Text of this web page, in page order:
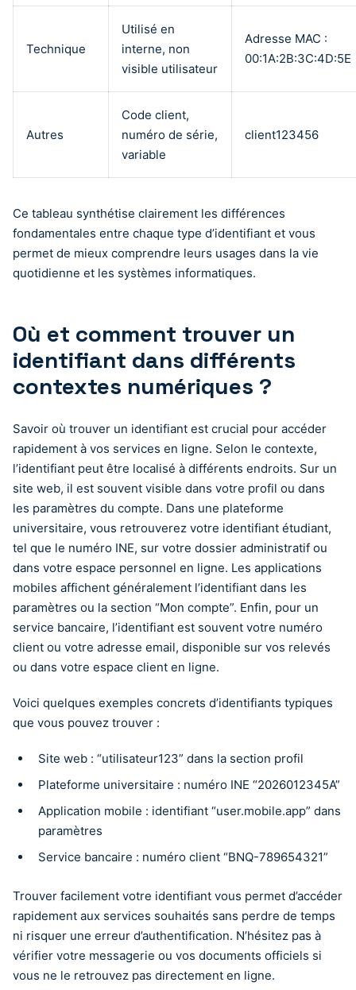
Technique
Utilisé en
interne, non
visible utilisateur
Adresse MAC :
00:1A:2B:3C:4D:5E
Autres
Code client,
numéro de série,
variable
client123456
Ce tableau synthétise clairement les différences
fondamentales entre chaque type d’identifiant et vous
permet de mieux comprendre leurs usages dans la vie
quotidienne et les systèmes informatiques.
Où et comment trouver un
identifiant dans différents
contextes numériques ?
Savoir où trouver un identifiant est crucial pour accéder
rapidement à vos services en ligne. Selon le contexte,
l’identifiant peut être localisé à différents endroits. Sur un
site web, il est souvent visible dans votre profil ou dans
les paramètres du compte. Dans une plateforme
universitaire, vous retrouverez votre identifiant étudiant,
tel que le numéro INE, sur votre dossier administratif ou
dans votre espace personnel en ligne. Les applications
mobiles affichent généralement l’identifiant dans les
paramètres ou la section “Mon compte”. Enfin, pour un
service bancaire, l’identifiant est souvent votre numéro
client ou votre adresse email, disponible sur vos relevés
ou dans votre espace client en ligne.
Voici quelques exemples concrets d’identifiants typiques
que vous pouvez trouver :
Site web : “utilisateur123” dans la section profil
Plateforme universitaire : numéro INE “2026012345A”
Application mobile : identifiant “user.mobile.app” dans
paramètres
Service bancaire : numéro client “BNQ-789654321”
Trouver facilement votre identifiant vous permet d’accéder
rapidement aux services souhaités sans perdre de temps
ni risquer une erreur d’authentification. N’hésitez pas à
vérifier votre messagerie ou vos documents officiels si
vous ne le retrouvez pas directement en ligne.